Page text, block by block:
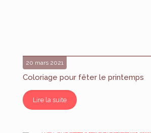
20 mars 2021
Coloriage pour fêter le printemps
Lire la suite